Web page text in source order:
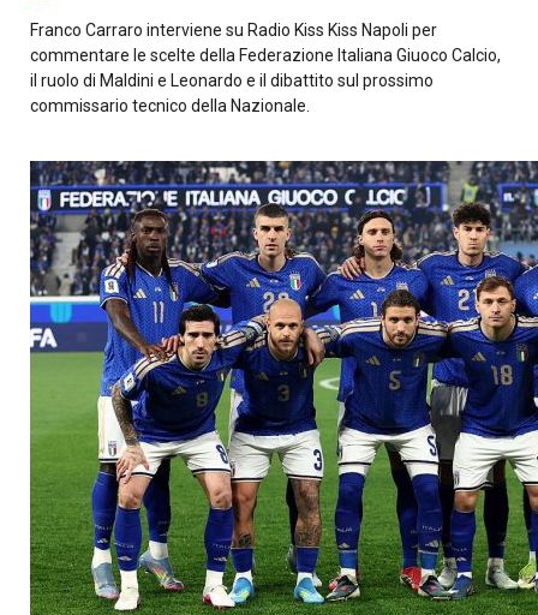
Franco Carraro interviene su Radio Kiss Kiss Napoli per
commentare le scelte della Federazione Italiana Giuoco Calcio,
il ruolo di Maldini e Leonardo e il dibattito sul prossimo
commissario tecnico della Nazionale.